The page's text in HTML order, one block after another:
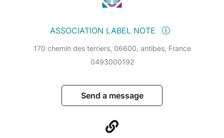
ASSOCIATION LABEL NOTE
170 chemin des terriers, 06600, antibes, France
0493000192
Send a message